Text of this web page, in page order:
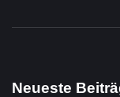
Neueste